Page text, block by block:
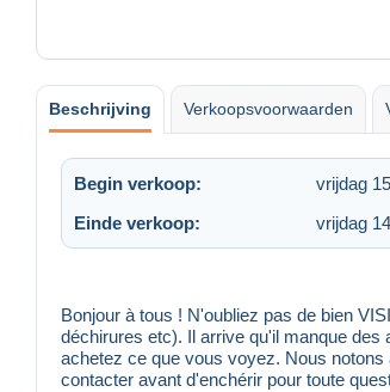
Beschrijving Verkoopsvoorwaarden
Begin verkoop: vrijdag
Einde verkoop:
vrijdag
Bonjour à tous ! N'oubliez pas de bien
déchirures etc). Il arrive qu'il manque des
achetez ce que vous voyez. Nous
contacter avant d'enchérir pour toute